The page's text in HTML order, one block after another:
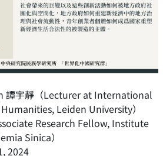
譚宇靜（Lecturer at International
Leiden University）
Research Fellow, Institute
Sinica）
2024